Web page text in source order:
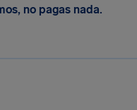
no pagas nada.